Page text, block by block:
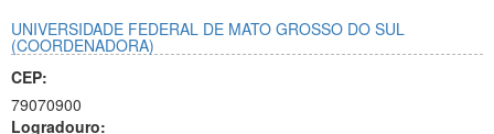
UNIVERSIDADE FEDERAL DE MATO GROSSO DO SUL
(COORDENADORA)
CEP:
79070900
Logradouro: